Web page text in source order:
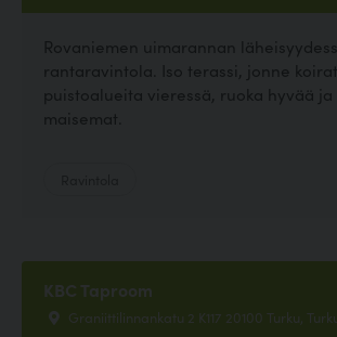
Rovaniemen uimarannan
rantaravintola. Iso terassi, jonne
puistoalueita vieressä, ruoka hyvää
maisemat.
KBC Taproom
Graniittilinnankatu 2 K117 20100 Turku,